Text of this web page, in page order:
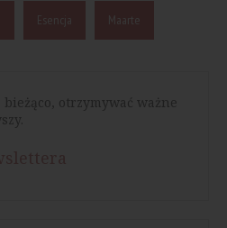
Esencja Maarte
bieżąco, otrzymywać ważne